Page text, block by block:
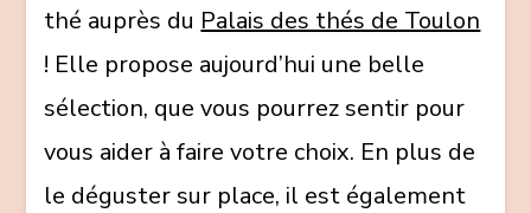
thé auprès du Palais des thés de Toulon
! Elle propose aujourd’hui une belle
sélection, que vous pourrez sentir pour
vous aider à faire votre choix. En plus de
le déguster sur place, il est également